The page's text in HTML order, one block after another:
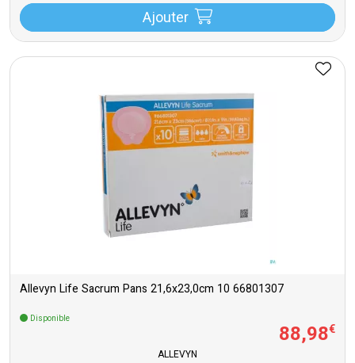
Ajouter
Allevyn Life Sacrum Pans 21,6x23,0cm 10 66801307
Disponible
88,98€
ALLEVYN